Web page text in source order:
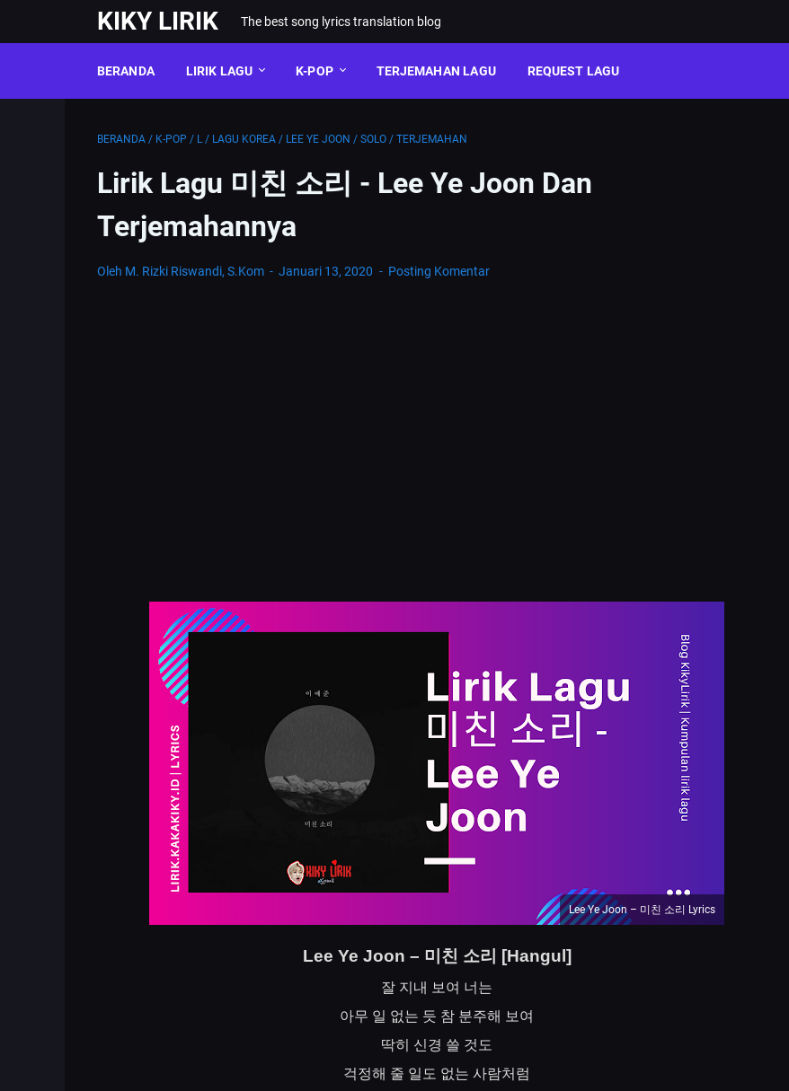
KIKY LIRIK The best song lyrics translation blog
BERANDA LIRIK LAGU K-POP TERJEMAHAN LAGU REQUEST LAGU
BERANDA / K-POP / L / LAGU KOREA / LEE YE JOON / SOLO / TERJEMAHAN
Lirik Lagu 미친 소리 - Lee Ye Joon Dan
Terjemahannya
Oleh M. Rizki Riswandi, S.Kom Januari 13, 2020 Posting Komentar
Lee Ye Joon – 미친 소리 Lyrics
Lee Ye Joon – 미친 소리 [Hangul]
잘 지내 보여 너는
아무 일 없는 듯 참 분주해 보여
딱히 신경 쓸 것도
걱정해 줄 일도 없는 사람처럼